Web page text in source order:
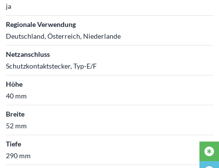
ja
Regionale Verwendung
Deutschland, Österreich, Niederlande
Netzanschluss
Schutzkontaktstecker, Typ-E/F
Höhe
40 mm
Breite
52 mm
Tiefe
290 mm